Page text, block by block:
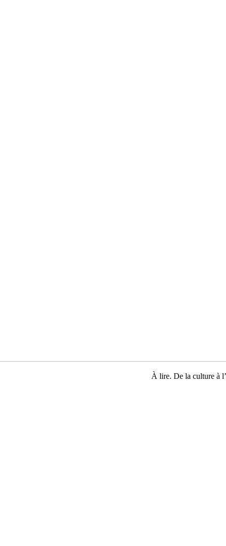
À lire. De la culture à